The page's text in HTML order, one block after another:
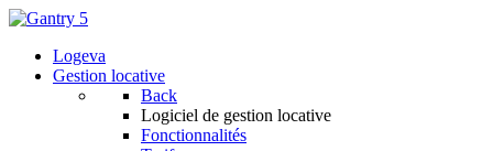
Logeva
Gestion locative
Back
Logiciel de gestion locative
Fonctionnalités